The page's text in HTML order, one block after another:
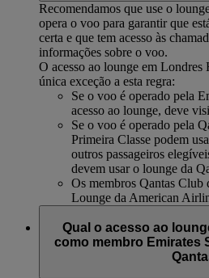
Recomendamos que use o
opera o voo para garantir que
certa e que tem acesso às
informações sobre o voo.
O acesso ao lounge em
única exceção a esta regra:
Se o voo é operado pela
acesso ao lounge, deve
Se o voo é operado pela
Primeira Classe podem
outros passageiros
devem usar o lounge da
Os membros Qantas Club
Lounge da American
Qual o acesso ao
como membro Emirates